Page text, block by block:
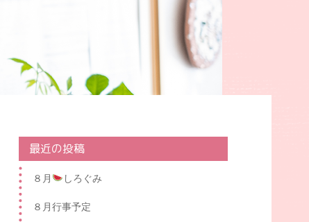
最近の投稿
８月 しろぐみ
８月行事予定